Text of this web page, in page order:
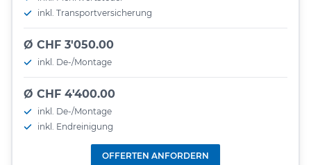
inkl. Transportversicherung
Ø CHF 3'050.00
inkl. De-/Montage
Ø CHF 4'400.00
inkl. De-/Montage
inkl. Endreinigung
OFFERTEN ANFORDERN